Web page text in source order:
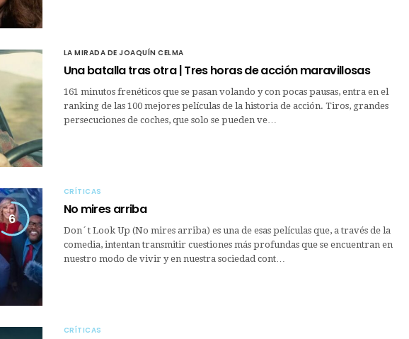
LA MIRADA DE JOAQUÍN CELMA
Una batalla tras otra | Tres horas de acción maravillosas
161 minutos frenéticos que se pasan volando y con pocas pausas, entra en el
ranking de las 100 mejores películas de la historia de acción. Tiros, grandes
persecuciones de coches, que solo se pueden ve…
6
CRÍTICAS
No mires arriba
Don´t Look Up (No mires arriba) es una de esas películas que, a través de la
comedia, intentan transmitir cuestiones más profundas que se encuentran en
nuestro modo de vivir y en nuestra sociedad cont…
CRÍTICAS